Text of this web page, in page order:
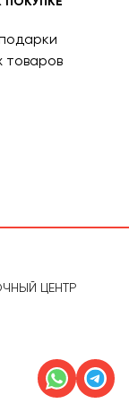
товаров
ЦЕНТР